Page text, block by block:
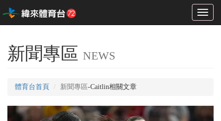
Toggle
新聞專區 NEWS
體育台首頁 新聞專區-Caitlin相關文章